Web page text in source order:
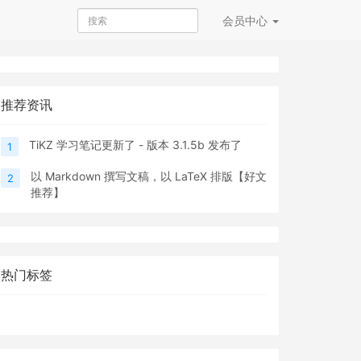
会员中心
推荐资讯
1 TiKZ 学习笔记更新了 - 版本 3.1.5b 发布了
2
以 Markdown 撰写文稿，以 LaTeX 排版【好文
推荐】
热门标签